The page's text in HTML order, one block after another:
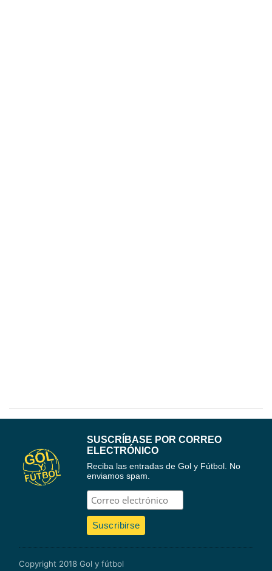
SUSCRÍBASE POR CORREO
ELECTRÓNICO
Reciba las entradas de Gol y Fútbol. No
enviamos spam.
Copyright 2018 Gol y fútbol